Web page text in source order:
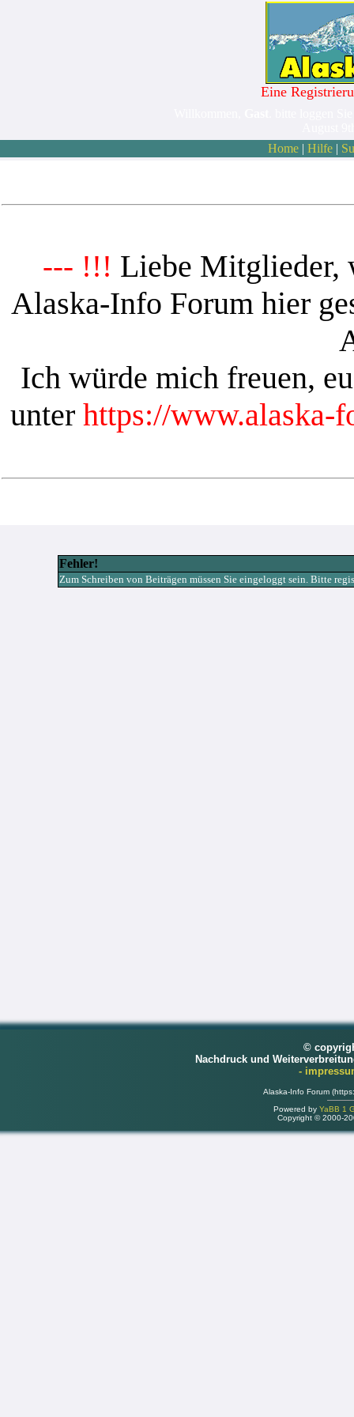
Eine
Home| Hilfe|
--- !!! Liebe Mitglieder,
Alaska-Info Forum hier
Ich würde mich freuen,
unter https://www.alaska-
Fehler!
Zum Schreiben von Beiträgen müssen Sie eingeloggt sein. Bitte
©
Nachdruck und
-
Alaska-Info Forum
Powered by YaBB 1
Copyright © 2000-